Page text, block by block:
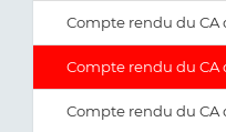
Compte rendu du CA
Compte rendu du CA
Compte rendu du CA